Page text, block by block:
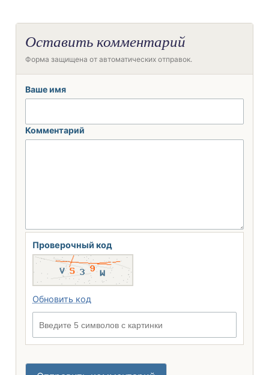
Оставить комментарий
Форма защищена от автоматических отправок.
Ваше имя
Комментарий
Проверочный код
Обновить код